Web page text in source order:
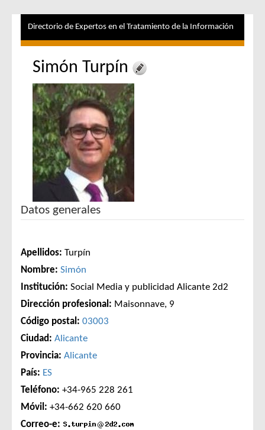
Directorio de Expertos en el Tratamiento de la Información
Simón Turpín
Datos generales
Apellidos: Turpín
Nombre: Simón
Institución: Social Media y publicidad Alicante 2d2
Dirección profesional: Maisonnave, 9
Código postal: 03003
Ciudad: Alicante
Provincia: Alicante
País: ES
Teléfono: +34-965 228 261
Móvil: +34-662 620 660
Correo-e: